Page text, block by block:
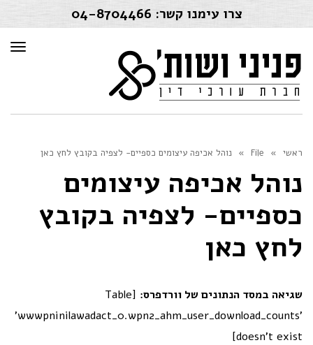
צרו עימנו קשר: 04-8704466
ראשי »
File
» נוהל אכיפה עיצומים כספיים- לצפיה בקובץ לחץ כאן
נוהל אכיפה עיצומים
כספיים- לצפיה בקובץ
לחץ כאן
שגיאה במסד הנתונים של וורדפרס: [Table
'wwwpninilawadact_0.wpn2_ahm_user_download_counts'
doesn't exist]